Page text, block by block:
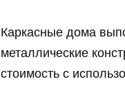
Каркасные дома
металлические
стоимость с